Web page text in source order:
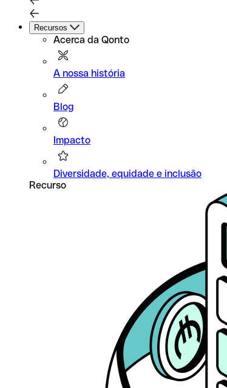
Recursos
Acerca da Qonto
A nossa história
Blog
Impacto
Diversidade, equidade e inclusão
Recurso